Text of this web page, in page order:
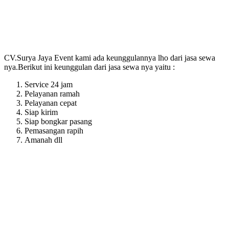
CV.Surya Jaya Event kami ada keunggulannya lho dari jasa sewa
nya.Berikut ini keunggulan dari jasa sewa nya yaitu :
Service 24 jam
Pelayanan ramah
Pelayanan cepat
Siap kirim
Siap bongkar pasang
Pemasangan rapih
Amanah dll